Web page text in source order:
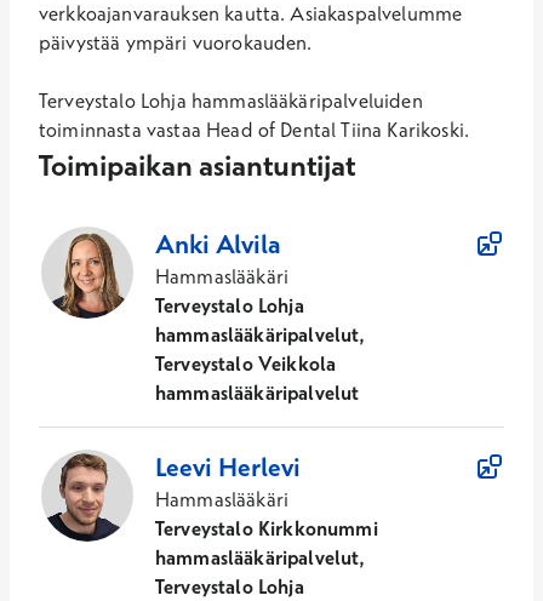
verkkoajanvarauksen kautta. Asiakaspalvelumme
päivystää ympäri vuorokauden.
Terveystalo Lohja hammaslääkäripalveluiden
toiminnasta vastaa Head of Dental Tiina Karikoski.
Toimipaikan asiantuntijat
Anki Alvila
Hammaslääkäri
Terveystalo Lohja
hammaslääkäripalvelut,
Terveystalo Veikkola
hammaslääkäripalvelut
Leevi Herlevi
Hammaslääkäri
Terveystalo Kirkkonummi
hammaslääkäripalvelut,
Terveystalo Lohja